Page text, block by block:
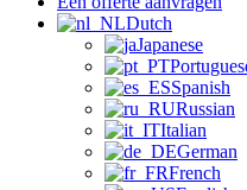
Dutch
Japanese
Spanish
Russian
Italian
German
French